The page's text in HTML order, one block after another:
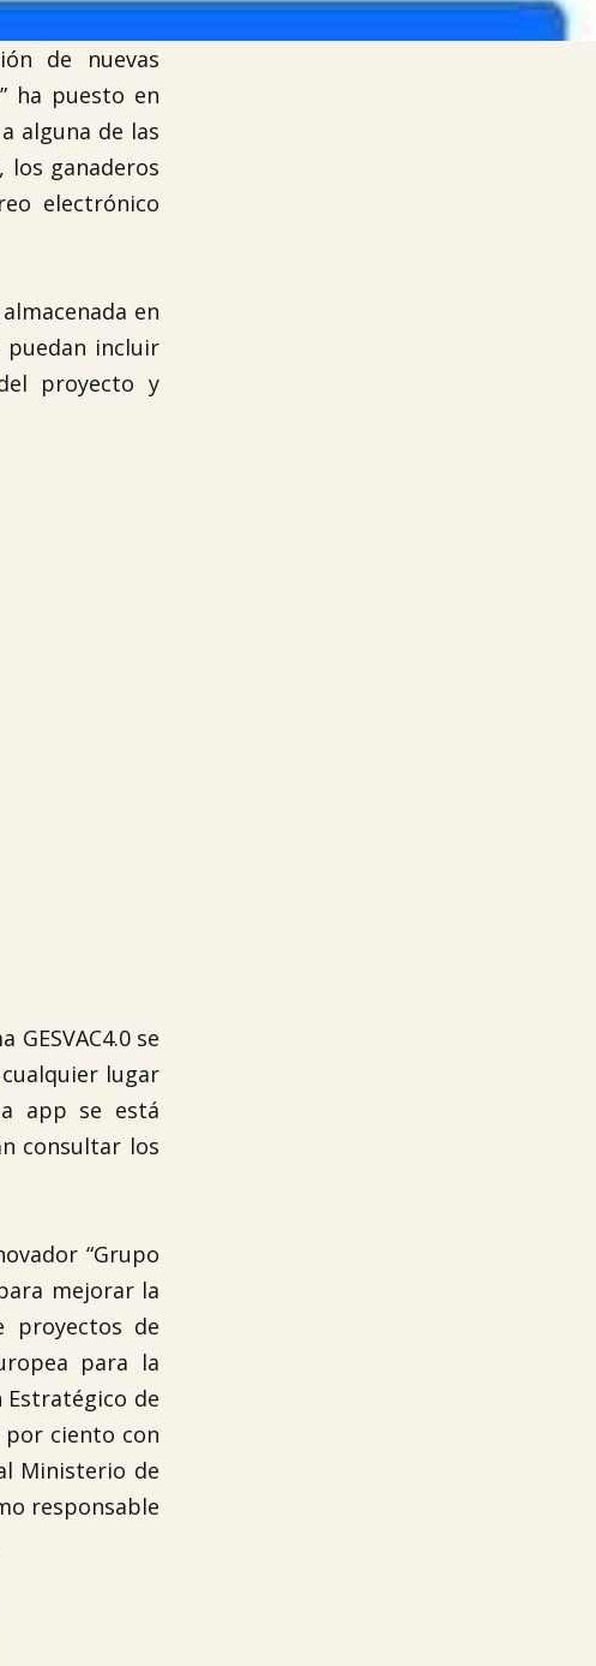
de nuevas
ha puesto en
alguna de las
los ganaderos
electrónico
en
puedan incluir
proyecto y
se
lugar
app se está
consultar los
“Grupo
mejorar la
proyectos de
para la
Estratégico de
por ciento con
Ministerio de
responsable